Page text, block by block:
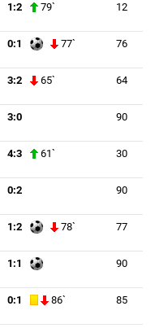
1:2 79` 12
0:1 77` 76
3:2 65` 64
3:0 90
4:3 61` 30
0:2 90
1:2 78` 77
1:1 90
0:1 86` 85